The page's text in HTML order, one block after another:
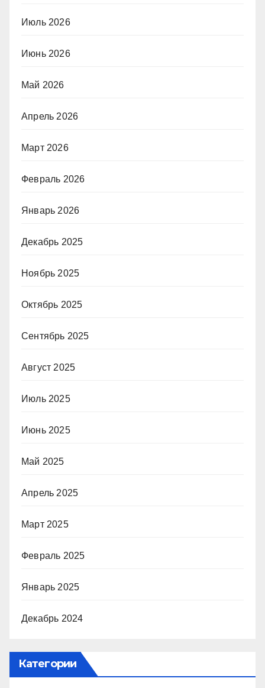
Июль 2026
Июнь 2026
Май 2026
Апрель 2026
Март 2026
Февраль 2026
Январь 2026
Декабрь 2025
Ноябрь 2025
Октябрь 2025
Сентябрь 2025
Август 2025
Июль 2025
Июнь 2025
Май 2025
Апрель 2025
Март 2025
Февраль 2025
Январь 2025
Декабрь 2024
Категории